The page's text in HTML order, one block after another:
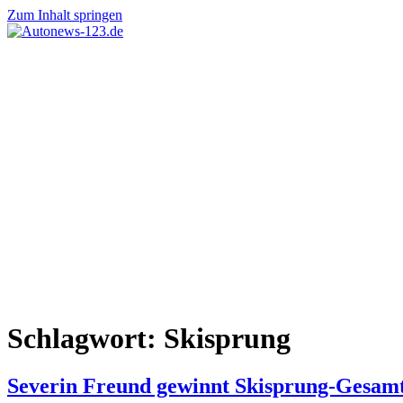
Zum Inhalt springen
Schlagwort: Skisprung
Severin Freund gewinnt Skisprung-